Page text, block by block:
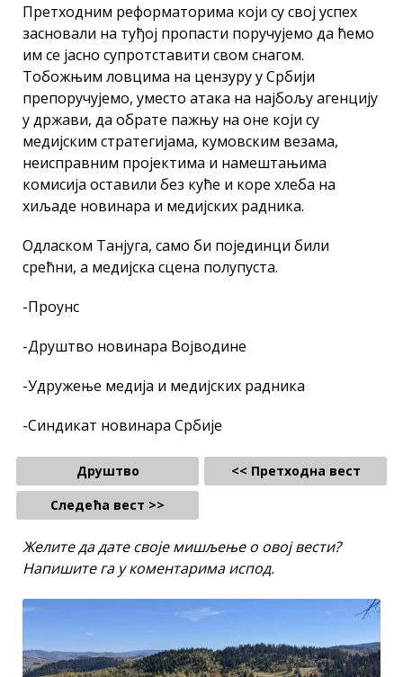
Претходним реформаторима који су свој успех
засновали на туђој пропасти поручујемо да ћемо
им се јасно супротставити свом снагом.
Тобожњим ловцима на цензуру у Србији
препоручујемо, уместо атака на најбољу агенцију
у држави, да обрате пажњу на оне који су
медијским стратегијама, кумовским везама,
неисправним пројектима и намештањима
комисија оставили без куће и коре хлеба на
хиљаде новинара и медијских радника.
Одласком Танјуга, само би појединци били
срећни, а медијска сцена полупуста.
-Проунс
-Друштво новинара Војводине
-Удружење медија и медијских радника
-Синдикат новинара Србије
Друштво
<< Претходна вест
Следећа вест >>
Желите да дате своје мишљење о овој вести?
Напишите га у коментарима испод.